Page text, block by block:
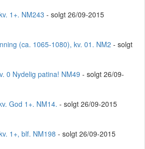
1+. NM243 - solgt 26/09-2015
(ca. 1065-1080), kv. 01. NM2 - solgt
0 Nydelig patina! NM49 - solgt 26/09-
God 1+. NM14. - solgt 26/09-2015
1+, blf. NM198 - solgt 26/09-2015